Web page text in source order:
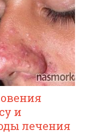
и
лечения